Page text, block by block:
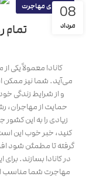
08
مرداد
راهنمای مهاجرت
تمام
کانادا معمولاً یکی
می‌آید. شما نیز ممکن
و از شرایط زندگی
حمایت از مهاجران،
زیادی را به این
کنید،‌ خبر خوب این است
گرفته تا مطمئن شود
در کانادا بسازند. برای